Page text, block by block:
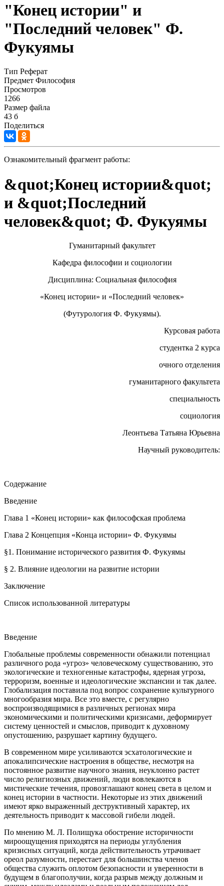
"Конец истории" и
"Последний человек" Ф.
Фукуямы
Тип Реферат
Предмет Философия
Просмотров
1266
Размер файла
43 б
Поделиться
Ознакомительный фрагмент работы:
&quot;Конец истории&quot;
и &quot;Последний
человек&quot; Ф. Фукуямы
Гуманитарный факультет
Кафедра философии и социологии
Дисциплина: Социальная философия
«Конец истории» и «Последний человек»
(Футурология Ф. Фукуямы).
Курсовая работа
студентка 2 курса
очного отделения
гуманитарного факультета
специальность
социология
Леонтьева Татьяна Юрьевна
Научный руководитель:
Содержание
Введение
Глава 1 «Конец истории» как философская проблема
Глава 2 Концепция «Конца истории» Ф. Фукуямы
§1. Понимание исторического развития Ф. Фукуямы
§ 2. Влияние идеологии на развитие истории
Заключение
Список использованной литературы
Введение
Глобальные проблемы современности обнажили потенциал
различного рода «угроз» человеческому существованию, это
экологические и техногенные катастрофы, ядерная угроза,
терроризм, военные и идеологические экспансии и так далее.
Глобализация поставила под вопрос сохранение культурного
многообразия мира. Все это вместе, с регулярно
воспроизводящимися в различных регионах мира
экономическими и политическими кризисами, деформирует
систему ценностей и смыслов, приводит к духовному
опустошению, разрушает картину будущего.
В современном мире усиливаются эсхатологические и
апокалипсические настроения в обществе, несмотря на
постоянное развитие научного знания, неуклонно растет
число религиозных движений, люди вовлекаются в
мистические течения, провозглашают конец света в целом и
конец истории в частности. Некоторые из этих движений
имеют ярко выраженный деструктивный характер, их
деятельность приводит к массовой гибели людей.
По мнению М. Л. Полищука обострение историчности
мироощущения приходятся на периоды углубления
кризисных ситуаций, когда действительность утрачивает
ореол разумности, перестает для большинства членов
общества служить оплотом безопасности и уверенности в
будущем в благополучии, когда разрыв между должным и